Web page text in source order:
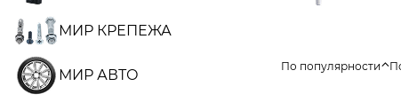
8 (4242) 30-00-72
МИР КРЕПЕЖА
МИР АВТО
По популярности